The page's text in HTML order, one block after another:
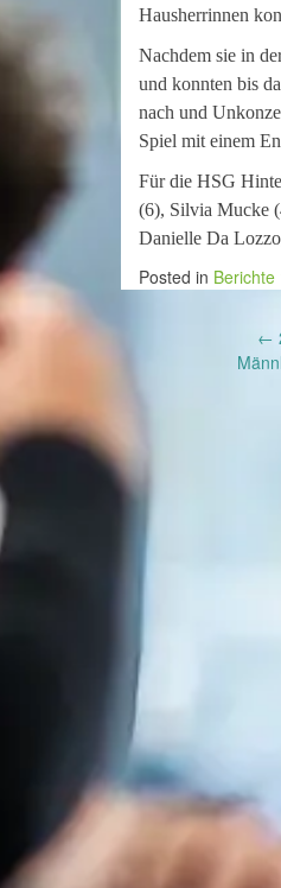
Hausherrinnen
Nachdem sie in
und konnten bis
nach und
Spiel mit einem
Für die HSG
(6), Silvia Mucke
Danielle Da
Posted in Berichte
Post
←